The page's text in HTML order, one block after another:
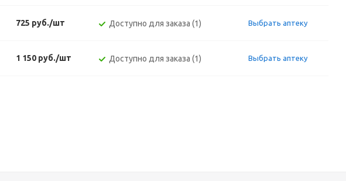
725 руб./шт Доступно для заказа (1) Выбрать аптеку
1 150 руб./шт Доступно для заказа (1) Выбрать аптеку